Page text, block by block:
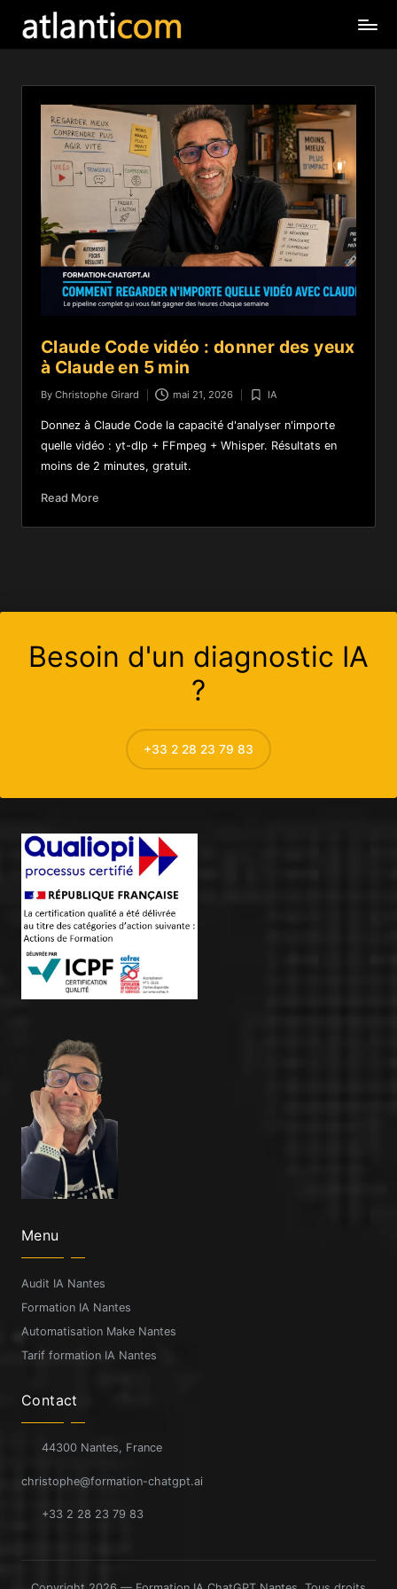
Claude Code vidéo : donner des yeux
à Claude en 5 min
By Christophe Girard mai 21, 2026 IA
Donnez à Claude Code la capacité d'analyser n'importe
quelle vidéo : yt-dlp + FFmpeg + Whisper. Résultats en
moins de 2 minutes, gratuit.
Read More
Besoin d'un diagnostic IA
?
+33 2 28 23 79 83
Menu
Audit IA Nantes
Formation IA Nantes
Automatisation Make Nantes
Tarif formation IA Nantes
Contact
44300 Nantes, France
christophe@formation-chatgpt.ai
+33 2 28 23 79 83